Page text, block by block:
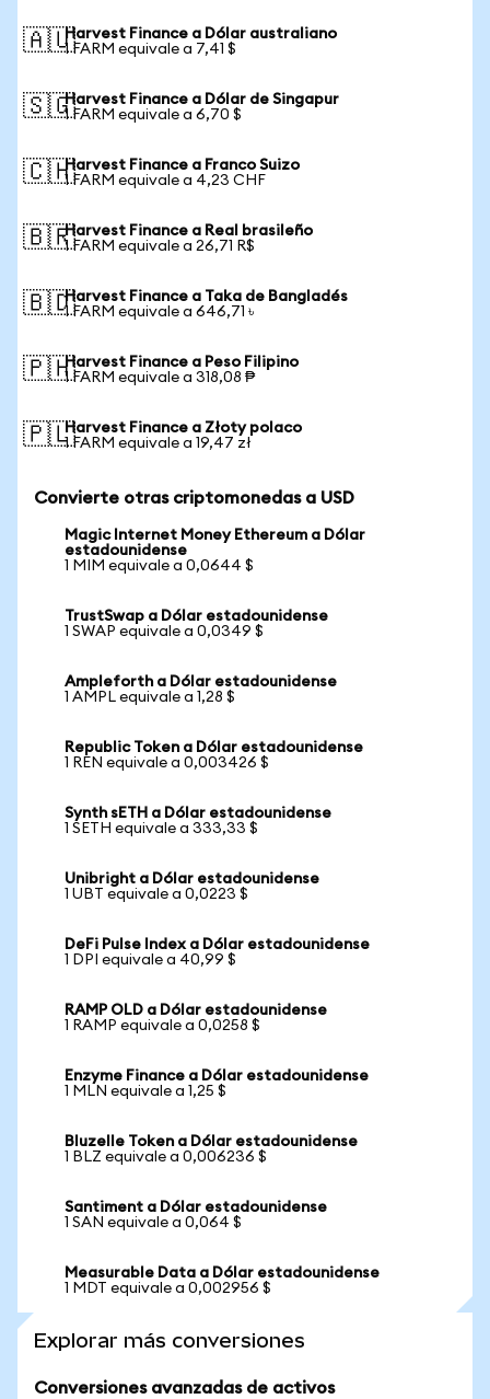
🇦🇺Harvest Finance a Dólar australiano
1 FARM equivale a 7,41 $
🇸🇬Harvest Finance a Dólar de Singapur
1 FARM equivale a 6,70 $
🇨🇭Harvest Finance a Franco Suizo
1 FARM equivale a 4,23 CHF
🇧🇷Harvest Finance a Real brasileño
1 FARM equivale a 26,71 R$
🇧🇩Harvest Finance a Taka de Bangladés
1 FARM equivale a 646,71 ৳
🇵🇭Harvest Finance a Peso Filipino
1 FARM equivale a 318,08 ₱
🇵🇱Harvest Finance a Złoty polaco
1 FARM equivale a 19,47 zł
Convierte otras criptomonedas a USD
Magic Internet Money Ethereum a Dólar
estadounidense
1 MIM equivale a 0,0644 $
TrustSwap a Dólar estadounidense
1 SWAP equivale a 0,0349 $
Ampleforth a Dólar estadounidense
1 AMPL equivale a 1,28 $
Republic Token a Dólar estadounidense
1 REN equivale a 0,003426 $
Synth sETH a Dólar estadounidense
1 SETH equivale a 333,33 $
Unibright a Dólar estadounidense
1 UBT equivale a 0,0223 $
DeFi Pulse Index a Dólar estadounidense
1 DPI equivale a 40,99 $
RAMP OLD a Dólar estadounidense
1 RAMP equivale a 0,0258 $
Enzyme Finance a Dólar estadounidense
1 MLN equivale a 1,25 $
Bluzelle Token a Dólar estadounidense
1 BLZ equivale a 0,006236 $
Santiment a Dólar estadounidense
1 SAN equivale a 0,064 $
Measurable Data a Dólar estadounidense
1 MDT equivale a 0,002956 $
Explorar más conversiones
Conversiones avanzadas de activos